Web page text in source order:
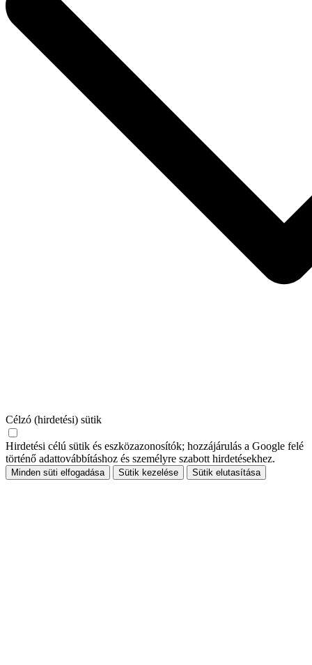
Célzó (hirdetési) sütik
Hirdetési célú sütik és eszközazonosítók; hozzájárulás a Google felé
történő adattovábbításhoz és személyre szabott hirdetésekhez.
Minden süti elfogadása Sütik kezelése Sütik elutasítása